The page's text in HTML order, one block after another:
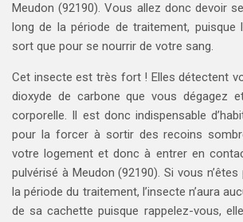
Meudon (92190). Vous allez donc devoir
long de la période de traitement, puisque
sort que pour se nourrir de votre sang.
Cet insecte est très fort ! Elles détectent
dioxyde de carbone que vous dégagez
corporelle. Il est donc indispensable
pour la forcer à sortir des recoins
votre logement et donc à entrer en
pulvérisé à Meudon (92190). Si vous
la période du traitement, l’insecte n’aura
de sa cachette puisque rappelez-vous,